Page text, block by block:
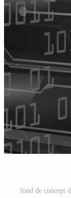
fond de concept